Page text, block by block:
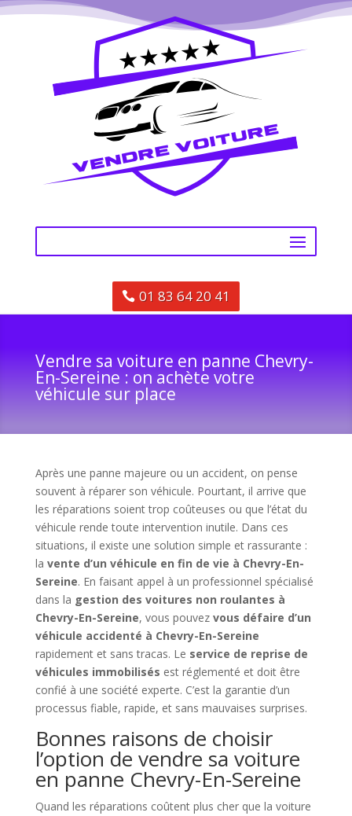
01 83 64 20 41
Vendre sa voiture en panne Chevry-
En-Sereine : on achète votre
véhicule sur place
Après une panne majeure ou un accident, on pense
souvent à réparer son véhicule. Pourtant, il arrive que
les réparations soient trop coûteuses ou que l’état du
véhicule rende toute intervention inutile. Dans ces
situations, il existe une solution simple et rassurante :
la vente d’un véhicule en fin de vie à Chevry-En-
Sereine. En faisant appel à un professionnel spécialisé
dans la gestion des voitures non roulantes à
Chevry-En-Sereine, vous pouvez vous défaire d’un
véhicule accidenté à Chevry-En-Sereine
rapidement et sans tracas. Le service de reprise de
véhicules immobilisés est réglementé et doit être
confié à une société experte. C’est la garantie d’un
processus fiable, rapide, et sans mauvaises surprises.
Bonnes raisons de choisir
l’option de vendre sa voiture
en panne Chevry-En-Sereine
Quand les réparations coûtent plus cher que la voiture